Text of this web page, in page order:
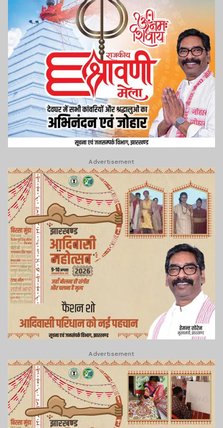
Advertisement
Advertisement